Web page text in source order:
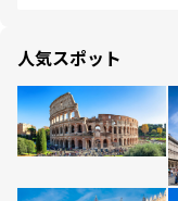
人気スポット